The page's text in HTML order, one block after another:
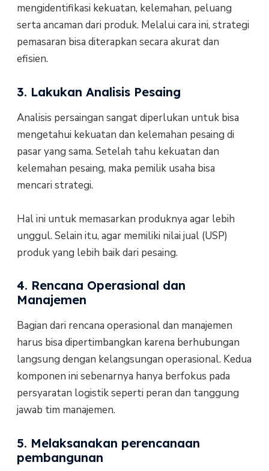
mengidentifikasi kekuatan, kelemahan, peluang
serta ancaman dari produk. Melalui cara ini, strategi
pemasaran bisa diterapkan secara akurat dan
efisien.
3. Lakukan Analisis Pesaing
Analisis persaingan sangat diperlukan untuk bisa
mengetahui kekuatan dan kelemahan pesaing di
pasar yang sama. Setelah tahu kekuatan dan
kelemahan pesaing, maka pemilik usaha bisa
mencari strategi.
Hal ini untuk memasarkan produknya agar lebih
unggul. Selain itu, agar memiliki nilai jual (USP)
produk yang lebih baik dari pesaing.
4. Rencana Operasional dan
Manajemen
Bagian dari rencana operasional dan manajemen
harus bisa dipertimbangkan karena berhubungan
langsung dengan kelangsungan operasional. Kedua
komponen ini sebenarnya hanya berfokus pada
persyaratan logistik seperti peran dan tanggung
jawab tim manajemen.
5. Melaksanakan perencanaan
pembangunan